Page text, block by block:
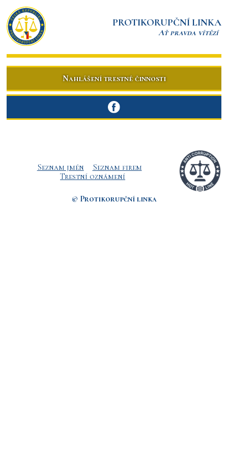
PROTIKORUPČNÍ LINKA
Ať pravda vítězí
Nahlášení trestné činnosti
Seznam jmén
Seznam firem
Trestní oznámení
© Protikorupční linka